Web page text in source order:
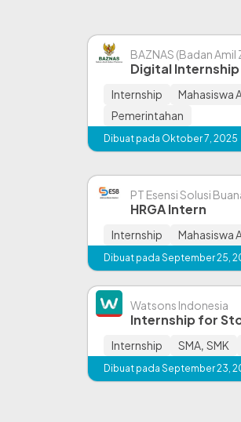
BAZNAS (Badan
Digital Internship
Internship
Mahasiswa
Pemerintahan
Dibuat pada Oktober 7, 2025
PT Esensi Solusi
HRGA Intern
Internship Mahasiswa
Dibuat pada September 25,
Watsons Indonesia
Internship for
Internship SMA, SMK
Dibuat pada September 23,